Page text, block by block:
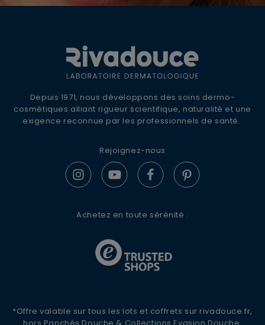
OFFRE DE BIENVENUE
10% DE REMISE +
LIVRAISON OFFERTE
Inscrivez-vous à la newsletter Rivadouce
pour recevoir nos conseils d'experts, nos
actualités et offres spéciales.
S'ABONNER
Depuis 1971, nous développons des soins dermo-
cosmétiques alliant rigueur scientifique, naturalité et une
exigence reconnue par les professionnels de santé.
Rejoignez-nous
Achetez en toute sérénité :
*Offre valable sur tous les lots et coffrets sur rivadouce.fr,
hors Panchés Douche & Collections Evasion Douche.